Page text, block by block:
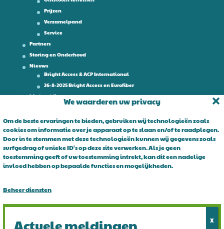
We waarderen uw privacy
Om de beste ervaringen te bieden, gebruiken wij technologieën zoals
cookies om informatie over je apparaat op te slaan en/of te raadplegen.
Door in te stemmen met deze technologieën kunnen wij gegevens zoals
surfgedrag of unieke ID's op deze site verwerken. Als je geen
toestemming geeft of uw toestemming intrekt, kan dit een nadelige
invloed hebben op bepaalde functies en mogelijkheden.
Beheer diensten
Prijzen
Verzamelpand
Service
Partners
Storing en Onderhoud
Nieuws
Bright Access & ACP International
26-8-2025 Bright Access en Eurofiber
Werken bij
Over Bright Access
Glasvezel voor ondernemers. Al 15 jaar is Bright Access dé glasvezel
leverancier voor ondernemend Nederland. Bright Access maakt
glasvezel voor iedereen toegankelijk. De vraag is niet of u overstapt